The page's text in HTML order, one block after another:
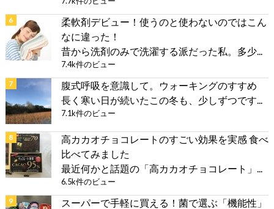
柔軟剤デビュー！使うのと使わないのではこん
なに違った！
昔から洗剤のみで洗濯する派だった私。多少...
7.4k件のビュー
腹式呼吸を意識して。ウォーキングのすすめ
長く寒い日が続いたこの冬も、少しずつです...
7.1k件のビュー
高カカオチョコレートのすごい効果を実感 食べ
比べてみました
最近何かと話題の「高カカオチョコレート」...
6.5k件のビュー
スーパーで手軽に買える！菌で選ぶ「機能性」